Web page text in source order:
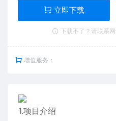
立即下载
下载不了？请联系
增值服务：
1.项目介绍